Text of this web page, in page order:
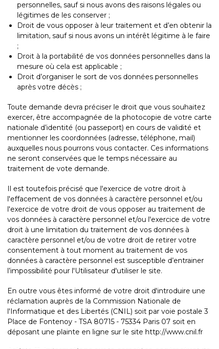
personnelles, sauf si nous avons des raisons légales ou
légitimes de les conserver ;
Droit de vous opposer à leur traitement et d’en obtenir la
limitation, sauf si nous avons un intérêt légitime à le faire
;
Droit à la portabilité de vos données personnelles dans la
mesure où cela est applicable ;
Droit d’organiser le sort de vos données personnelles
après votre décès ;
Toute demande devra préciser le droit que vous souhaitez
exercer, être accompagnée de la photocopie de votre carte
nationale d’identité (ou passeport) en cours de validité et
mentionner les coordonnées (adresse, téléphone, mail)
auxquelles nous pourrons vous contacter. Ces informations
ne seront conservées que le temps nécessaire au
traitement de vote demande.
Il est toutefois précisé que l'exercice de votre droit à
l'effacement de vos données à caractère personnel et/ou
l'exercice de votre droit de vous opposer au traitement de
vos données à caractère personnel et/ou l'exercice de votre
droit à une limitation du traitement de vos données à
caractère personnel et/ou de votre droit de retirer votre
consentement à tout moment au traitement de vos
données à caractère personnel est susceptible d’entrainer
l’impossibilité pour l'Utilisateur d'utiliser le site.
En outre vous êtes informé de votre droit d'introduire une
réclamation auprès de la Commission Nationale de
l'Informatique et des Libertés (CNIL) soit par voie postale 3
Place de Fontenoy - TSA 80715 - 75334 Paris 07 soit en
déposant une plainte en ligne sur le site http://www.cnil.fr